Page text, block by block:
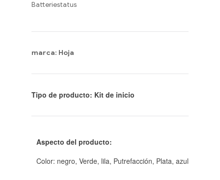
Batteriestatus
marca: Hoja
Tipo de producto: Kit de inicio
Aspecto del producto:
Color: negro, Verde, lila, Putrefacción, Plata, azul